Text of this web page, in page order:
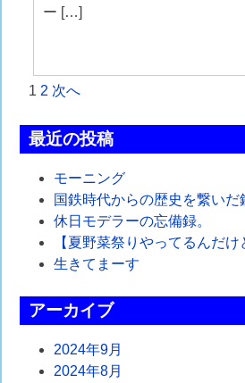
ー […]
投
稿
の
ー
り
1 2 次へ
最近の投稿
モーニング
国鉄時代からの歴史を繋いだ
休日モデラーの忘備録。
【夏野菜祭りやってるんだけ
生きてまーす
アーカイブ
2024年9月
2024年8月